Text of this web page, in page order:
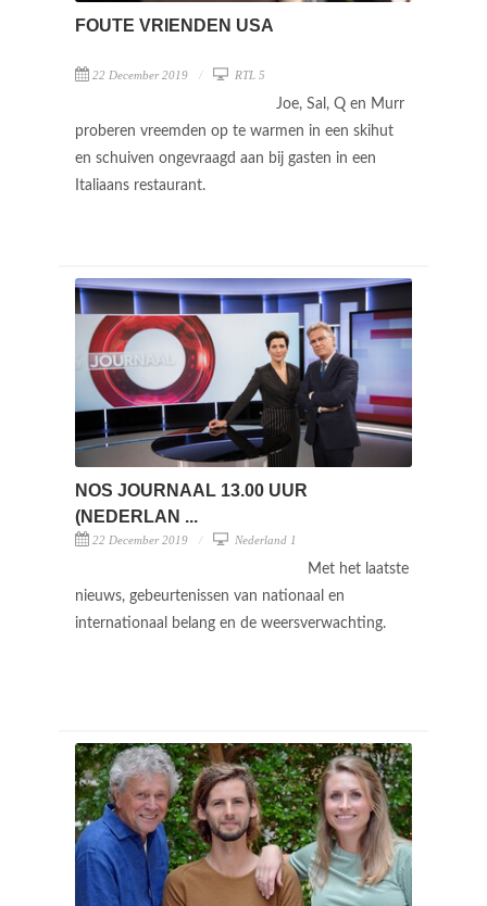
FOUTE VRIENDEN USA
22 December 2019 RTL 5
Joe, Sal, Q en Murr
proberen vreemden op te warmen in een skihut
en schuiven ongevraagd aan bij gasten in een
Italiaans restaurant.
NOS JOURNAAL 13.00 UUR
(NEDERLAN ...
22 December 2019 Nederland 1
Met het laatste
nieuws, gebeurtenissen van nationaal en
internationaal belang en de weersverwachting.